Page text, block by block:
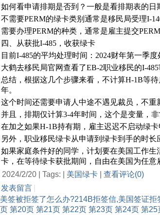
如何看申请排期是否到？一般是看排期表的日
不需要PERM的绿卡类别通常是移民局受理I-
需要办理PERM的种类，通常是雇主提交
四、从获批I-485，收获绿卡
目前I-485的平均处理时间：2024财年第一季
大鹤去移民局官网查看了EB-2职业移民的I-
总结，根据这几个步骤来看，不计算H-1B等
年。
这个时间还需要申请人中途不遇见裁员，不重
并且，排期仅计算3-4年时间，这个是变量，
在加之如果H-1B持有期，雇主迟迟不启动绿
另外，职业移民绿卡从申请到绿卡到手的时
如果家庭条件好的同学，计划要在美国工作生
卡，在等待绿卡获批期间，自由在美国为任
2024/2/20 | Tags: | 美国绿卡
查看评论(0)
发表留言
美签被拒签了怎么办?214B拒签信,美国签证拒
页 第20页 第21页 第22页 第23页 第24页 第25